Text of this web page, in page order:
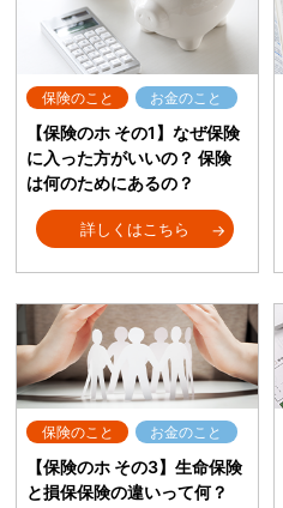
保険のこと お金のこと
【保険のホ その1】なぜ保険
に入った方がいいの？ 保険
は何のためにあるの？
詳しくはこちら
保険のこと お金のこと
【保険のホ その3】生命保険
と損保保険の違いって何？